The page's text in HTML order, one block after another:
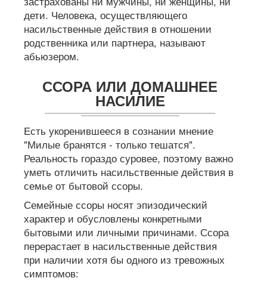
ССОРА ИЛИ ДОМАШНЕЕ
НАСИЛИЕ
Есть укоренившееся в сознании мнение
"Милые бранятся - только тешатся".
Реальность гораздо суровее, поэтому важно
уметь отличить насильственные действия в
семье от бытовой ссоры.
Семейные ссоры носят эпизодический
характер и обусловлены конкретными
бытовыми или личными причинами. Ссора
перерастает в насильственные действия
при наличии хотя бы одного из тревожных
симптомов: